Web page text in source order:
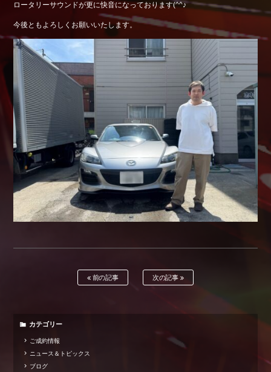
Shop info.
店舗紹介
Company
会社概要
ロータリーサウンドが更に快音になっております(^^♪
今後ともよろしくお願いいたします。
前の記事 次の記事
カテゴリー
ご成約情報
ニュース＆トピックス
ブログ